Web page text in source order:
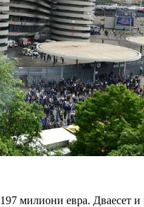
милиони евра. Дваесет и